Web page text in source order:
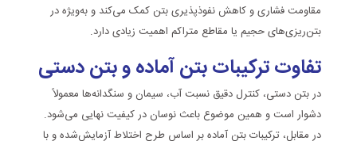
مقاومت فشاری و کاهش نفوذپذیری بتن کمک می‌کند و به‌ویژه در
بتن‌ریزی‌های حجیم یا مقاطع متراکم اهمیت زیادی دارد.
تفاوت ترکیبات بتن آماده و بتن دستی
در بتن دستی، کنترل دقیق نسبت آب، سیمان و سنگدانه‌ها معمولاً
دشوار است و همین موضوع باعث نوسان در کیفیت نهایی می‌شود.
در مقابل، ترکیبات بتن آماده بر اساس طرح اختلاط آزمایش‌شده و با